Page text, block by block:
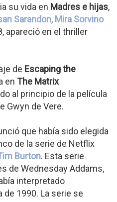
su vida en Madres e hijas,
Sarandon, Mira Sorvino
apareció en el thriller
de Escaping the
en The Matrix
al principio de la película
Gwyn de Vere.
que había sido elegida
de la serie de Netflix
Burton. Esta serie
de Wednesday Addams,
interpretado
de 1990. La serie se